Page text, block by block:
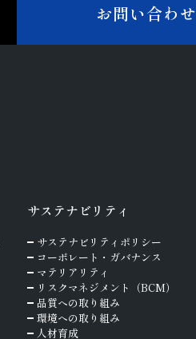
お問い合わせ
サステナビリティ
サステナビリティポリシー
コーポレート・ガバナンス
マテリアリティ
リスクマネジメント（BCM）
品質への取り組み
環境への取り組み
人材育成